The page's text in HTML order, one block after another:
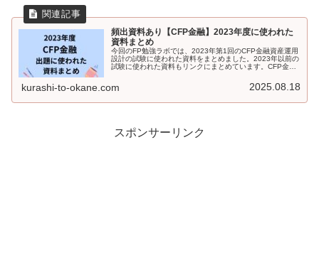
頻出資料あり【CFP金融】2023年度に使われた
資料まとめ
今回のFP勉強ラボでは、2023年第1回のCFP金融資産運用
設計の試験に使われた資料をまとめました。2023年以前の
試験に使われた資料もリンクにまとめています。CFP金融
kurashi-to-okane.com 2025.08.18
スポンサーリンク